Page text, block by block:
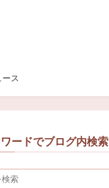
ース
ードでブログ内検索